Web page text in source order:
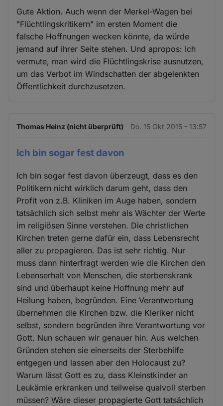
Gute Aktion. Auch wenn der Merkel-Wagen bei
"Flüchtlingskritikern" im ersten Moment die
falsche Hoffnungen wecken könnte, da würde
jemand auf ihrer Seite stehen. Und apropos: Ich
vermute, man wird die Flüchtlingskrise ausnutzen,
um das Verbot im Windschatten der abgelenkten
Öffentlichkeit durchzusetzen.
Thomas Heinz (nicht überprüft) Do. 15 Okt 2015 - 13:57
Ich bin sogar fest davon
Ich bin sogar fest davon überzeugt, dass es den
Politikern nicht wirklich darum geht, dass den
Profit von z.B. Kliniken im Auge haben, sondern
tatsächlich sich selbst mehr als Wächter der Werte
im religiösen Sinne verstehen. Die christlichen
Kirchen treten gerne dafür ein, dass Lebensrecht
aller zu propagieren. Das ist sehr richtig. Nur
muss dann hinterfragt werden wie die Kirchen den
Lebenserhalt von Menschen, die sterbenskrank
sind und überhaupt keine Hoffnung mehr auf
Heilung haben, begründen. Eine Verantwortung
übernehmen die Kirchen bzw. die Kleriker nicht
selbst, sondern begründen ihre Verantwortung vor
Gott. Nun schauen wir genauer hin. Aus welchen
Gründen stehen sie einerseits der Sterbehilfe
entgegen und lassen aber den Holocaust zu?
Warum lässt Gott es zu, dass Kleinstkinder an
Leukämie erkranken und teilweise qualvoll sterben
müssen? Wäre dieser propagierte Gott tatsächlich